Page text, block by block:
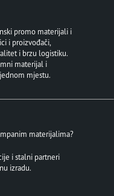
promo materijali i
i proizvođači,
i brzu logistiku.
materijal i
mjestu.
materijalima?
i stalni partneri
izradu.